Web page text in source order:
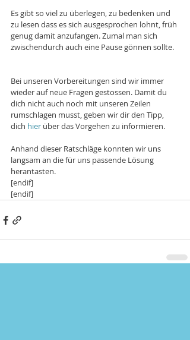
Es gibt so viel zu überlegen, zu bedenken und
zu lesen dass es sich ausgesprochen lohnt, früh
genug damit anzufangen. Zumal man sich
zwischendurch auch eine Pause gönnen sollte.
Bei unseren Vorbereitungen sind wir immer
wieder auf neue Fragen gestossen. Damit du
dich nicht auch noch mit unseren Zeilen
rumschlagen musst, geben wir dir den Tipp,
dich hier über das Vorgehen zu informieren.
Anhand dieser Ratschläge konnten wir uns
langsam an die für uns passende Lösung
herantasten.
[endif]
[endif]